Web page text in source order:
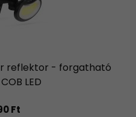
reflektor - forgatható
LED
Ft